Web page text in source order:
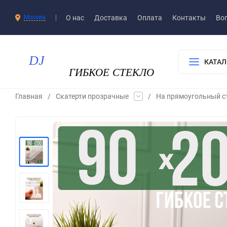
Москва О нас Доставка​ Оплата Контакты
Главная / Скатерти прозрачные / На прямоугольный